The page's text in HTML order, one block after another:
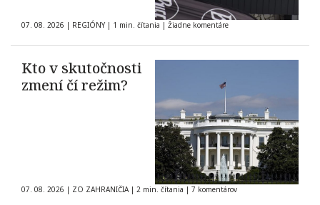
07. 08. 2026 | REGIÓNY | 1 min. čítania | Žiadne komentáre
Kto v skutočnosti
zmení čí režim?
07. 08. 2026 | ZO ZAHRANIČIA | 2 min. čítania | 7 komentárov